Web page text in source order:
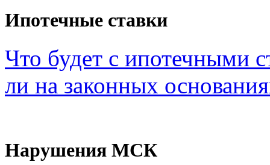
Ипотечные ставки
Что будет с ипотечными
ли на законных
Нарушения МСК